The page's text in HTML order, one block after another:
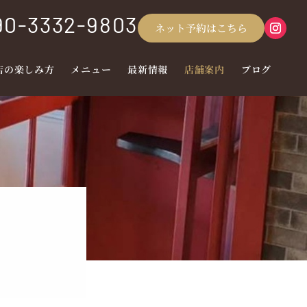
3332-9803 ネット予約はこちら
の楽しみ方 メニュー 最新情報 店舗案内 ブログ